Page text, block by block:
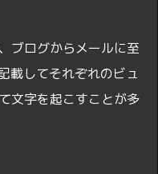
ブログからメールに至
載してそれぞれのビュ
文字を起こすことが多